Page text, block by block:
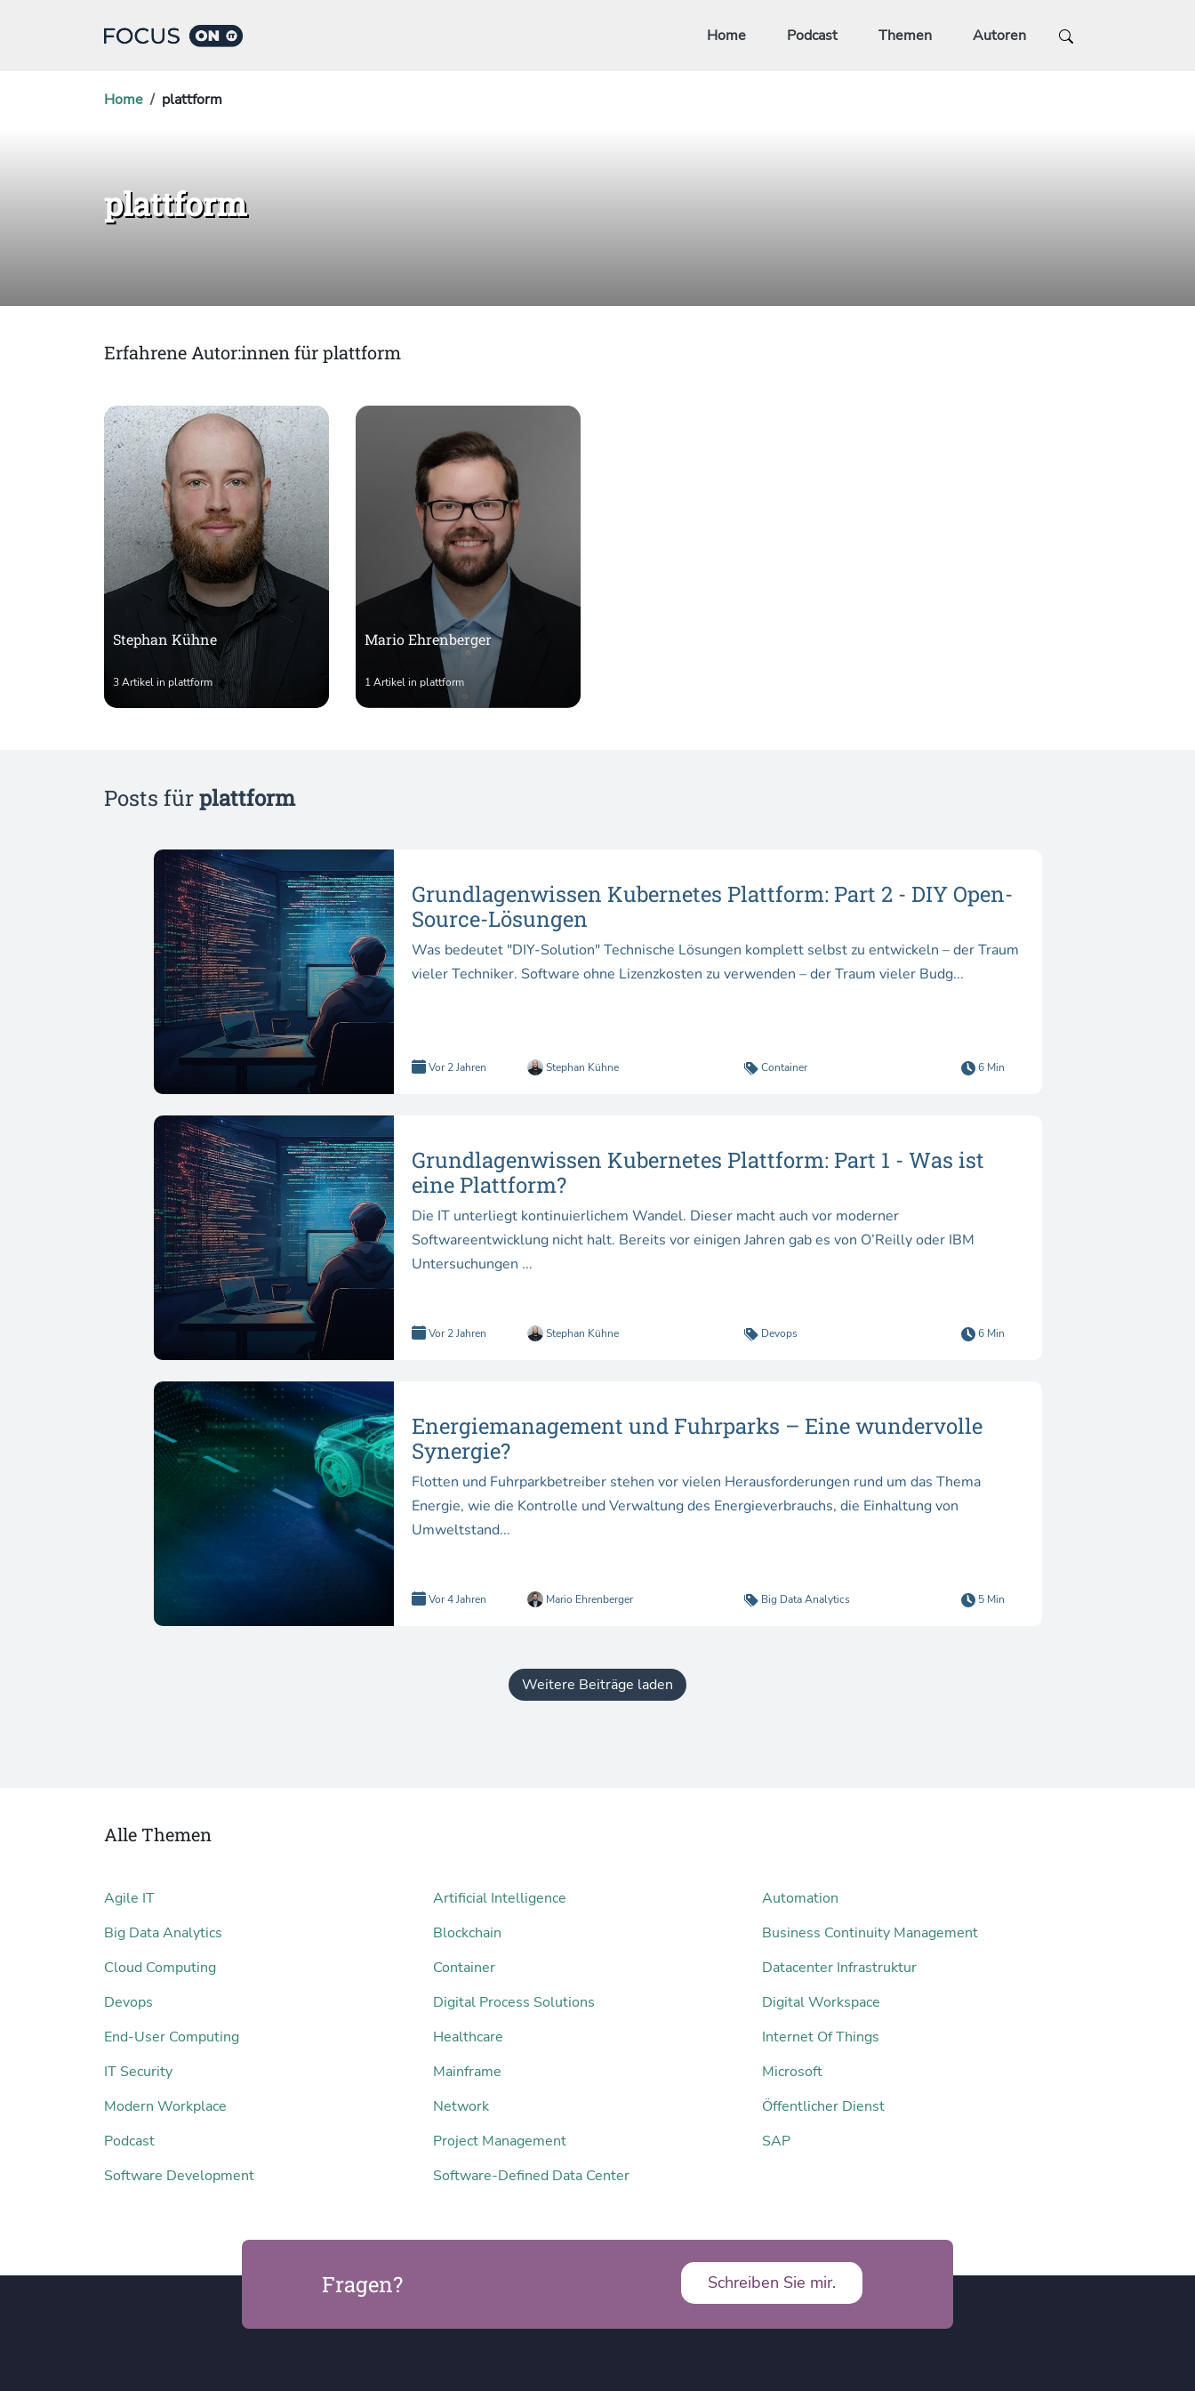
Home Podcast Themen Autoren
Home plattform
plattform
Erfahrene Autor:innen für plattform
Stephan Kühne
3 Artikel in plattform
Mario Ehrenberger
1 Artikel in plattform
Posts fürplattform
Grundlagenwissen Kubernetes Plattform: Part 2 - DIY Open-
Source-Lösungen
Was bedeutet "DIY-Solution" Technische Lösungen komplett selbst zu entwickeln – der Traum
vieler Techniker. Software ohne Lizenzkosten zu verwenden – der Traum vieler Budg...
Vor 2 Jahren Stephan Kühne Container 6 Min
Grundlagenwissen Kubernetes Plattform: Part 1 - Was ist
eine Plattform?
Die IT unterliegt kontinuierlichem Wandel. Dieser macht auch vor moderner
Softwareentwicklung nicht halt. Bereits vor einigen Jahren gab es von O’Reilly oder IBM
Untersuchungen ...
Vor 2 Jahren Stephan Kühne Devops 6 Min
Energiemanagement und Fuhrparks – Eine wundervolle
Synergie?
Flotten und Fuhrparkbetreiber stehen vor vielen Herausforderungen rund um das Thema
Energie, wie die Kontrolle und Verwaltung des Energieverbrauchs, die Einhaltung von
Umweltstand...
Vor 4 Jahren Mario Ehrenberger Big Data Analytics 5 Min
Weitere Beiträge laden
Alle Themen
Agile IT Artificial Intelligence
Automation
Big Data Analytics
Blockchain
Business Continuity Management
Cloud Computing
Container
Datacenter Infrastruktur
Devops
Digital Process Solutions
Digital Workspace
End-User Computing
Healthcare
Internet Of Things
IT Security
Mainframe
Microsoft
Modern Workplace
Network
Öffentlicher Dienst
Podcast
Project Management
SAP
Software Development
Software-Defined Data Center
Fragen? Schreiben Sie mir.